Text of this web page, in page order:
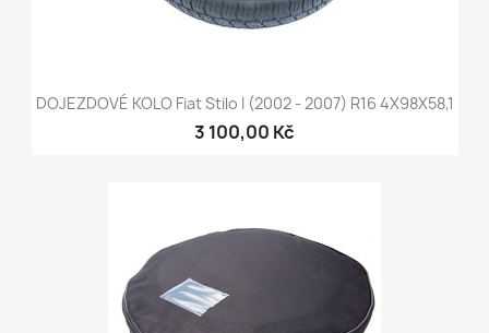
DOJEZDOVÉ KOLO Fiat Stilo I (2002 - 2007) R16 4X98X58,1
3 100,00 Kč